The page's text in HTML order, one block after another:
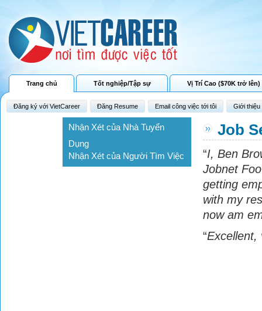
Trang chủ Tốt nghiệp/Tập sự Vị Trí Cao ($70K trở lên)
Đăng ký với VietCareer Đăng Resume Email công việc tới tôi Giới thiệu
Nhận Xét của Nhà Tuyển
Dụng
Nhận Xét của Người Tìm Việc
Job
“I, Ben
Jobnet
getting
with my
now am
“Excellent,